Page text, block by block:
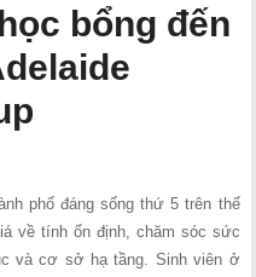
bổng đến
phố đáng sống thứ 5 trên thế
về tính ổn định, chăm sóc sức
và cơ sở hạ tầng. Sinh viên ở